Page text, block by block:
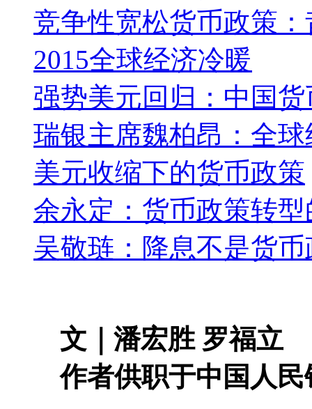
竞争性宽松货币政策
2015全球经济冷暖
强势美元回归：中国
瑞银主席魏柏昂：全
美元收缩下的货币政策
余永定：货币政策转
吴敬琏：降息不是货
文｜潘宏胜 罗福立
作者供职于中国人民